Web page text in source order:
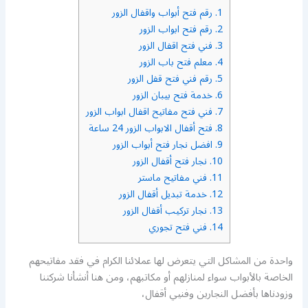
1. رقم فتح أبواب واقفال الزور
2. رقم فتح ابواب الزور
3. فني فتح اقفال الزور
4. معلم فتح باب الزور
5. رقم فني فتح قفل الزور
6. خدمة فتح بيبان الزور
7. فني فتح مفاتيح اقفال ابواب الزور
8. فتح أقفال الابواب الزور 24 ساعة
9. افضل نجار فتح أبواب الزور
10. نجار فتح أقفال الزور
11. فني مفاتيح ماستر
12. خدمة تبديل أقفال الزور
13. نجار تركيب أقفال الزور
14. فني فتح تجوري
واحدة من المشاكل التي يتعرض لها عملائنا الكرام في فقد مفاتيحهم
الخاصة بالأبواب سواء لمنازلهم أو مكاتبهم، ومن هنا أنشأنا شركتنا
وزودناها بأفضل النجارين وفنيي أقفال،